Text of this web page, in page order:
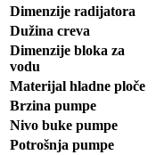
Dimenzije radijatora
Dužina creva
Dimenzije bloka za
vodu
Materijal hladne ploče
Brzina pumpe
Nivo buke pumpe
Potrošnja pumpe